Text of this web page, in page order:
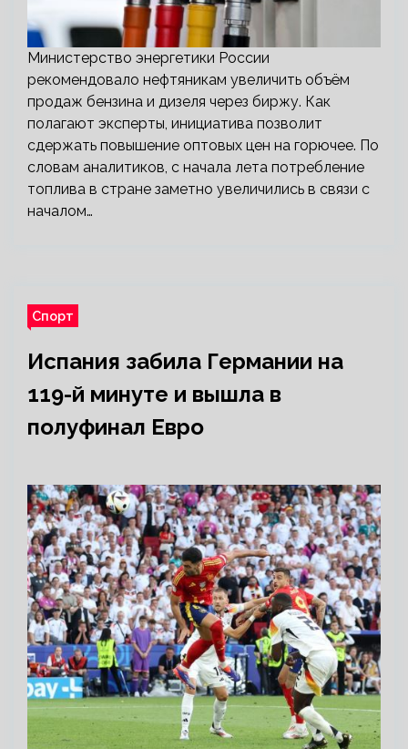
Министерство энергетики России
рекомендовало нефтяникам увеличить объём
продаж бензина и дизеля через биржу. Как
полагают эксперты, инициатива позволит
сдержать повышение оптовых цен на горючее. По
словам аналитиков, с начала лета потребление
топлива в стране заметно увеличились в связи с
началом…
Спорт
Испания забила Германии на
119-й минуте и вышла в
полуфинал Евро